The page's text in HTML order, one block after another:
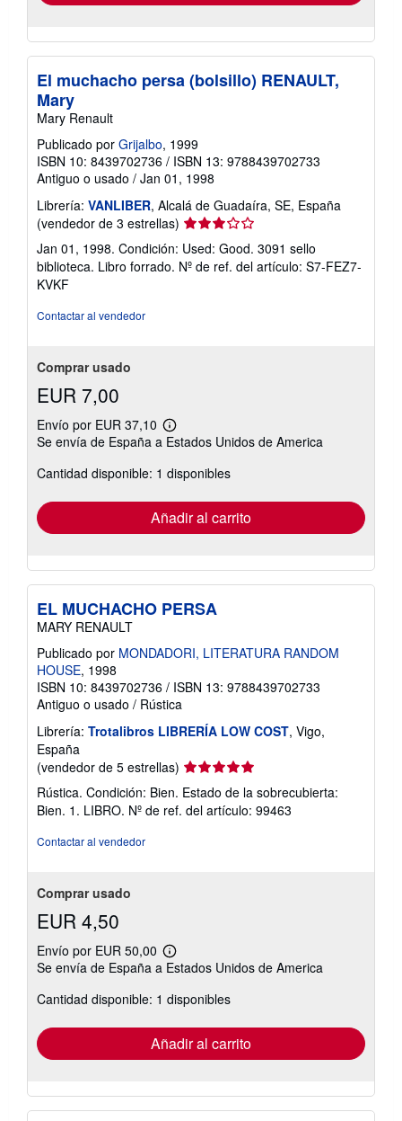
El muchacho persa (bolsillo) RENAULT,
Mary
Mary Renault
Publicado por Grijalbo, 1999
ISBN 10: 8439702736 / ISBN 13: 9788439702733
Antiguo o usado / Jan 01, 1998
Librería: VANLIBER, Alcalá de Guadaíra, SE, España
(vendedor de 3 estrellas) Calificación
del
vendedor:
3
Jan 01, 1998. Condición: Used: Good. 3091 sello
biblioteca. Libro forrado. Nº de ref. del artículo: S7-FEZ7-
KVKF
Contactar al vendedor
Comprar usado
EUR 7,00
Envío por EUR 37,10
Más
información
las
tarifas
envío
Se envía de España a Estados Unidos de America
Cantidad disponible: 1 disponibles
Añadir al carrito
EL MUCHACHO PERSA
MARY RENAULT
Publicado por MONDADORI, LITERATURA RANDOM
HOUSE, 1998
ISBN 10: 8439702736 / ISBN 13: 9788439702733
Antiguo o usado / Rústica
Librería: Trotalibros LIBRERÍA LOW COST, Vigo,
España
(vendedor de 5 estrellas) Calificación
del
vendedor:
5
Rústica. Condición: Bien. Estado de la sobrecubierta:
Bien. 1. LIBRO. Nº de ref. del artículo: 99463
Contactar al vendedor
Comprar usado
EUR 4,50
Envío por EUR 50,00
Más
información
las
tarifas
envío
Se envía de España a Estados Unidos de America
Cantidad disponible: 1 disponibles
Añadir al carrito